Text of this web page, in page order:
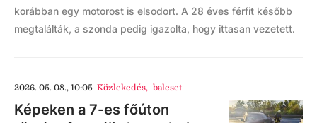
korábban egy motorost is elsodort. A 28 éves férfit később
megtalálták, a szonda pedig igazolta, hogy ittasan vezetett.
2026. 05. 08., 10:05 Közlekedés, baleset
Képeken a 7-es főúton